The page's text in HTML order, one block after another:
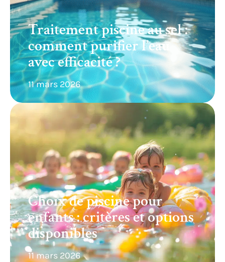
Traitement piscine au sel :
comment purifier l’eau
avec efficacité ?
11 mars 2026
Choix de piscine pour
enfants : critères et options
disponibles
11 mars 2026